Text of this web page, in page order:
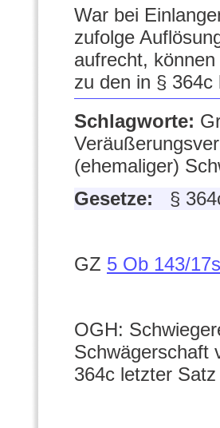
War bei
zufolge
aufrecht,
zu den in §
Schlagworte:
(ehemaliger)
Gesetze:
§
GZ 5 Ob 143/17s
OGH:
Schwägerschaft
364c letzter